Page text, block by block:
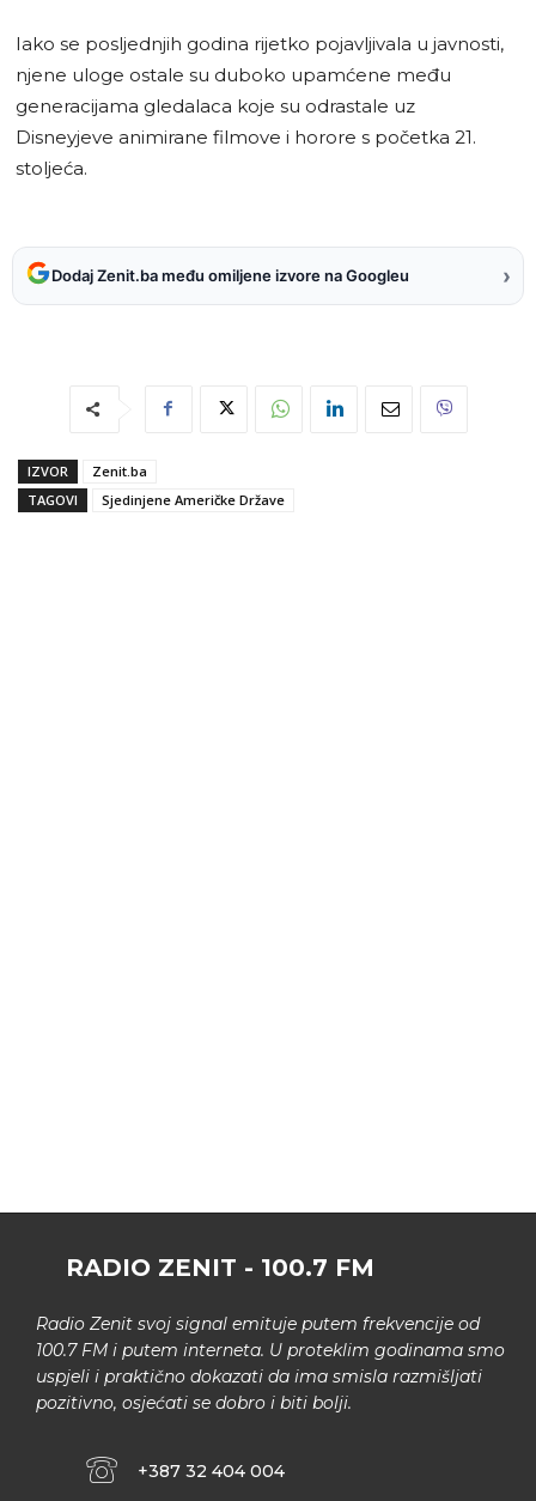
Iako se posljednjih godina rijetko pojavljivala u javnosti,
njene uloge ostale su duboko upamćene među
generacijama gledalaca koje su odrastale uz
Disneyjeve animirane filmove i horore s početka 21.
stoljeća.
Dodaj Zenit.ba među omiljene izvore na Googleu ›
IZVOR
Zenit.ba
TAGOVI
Sjedinjene Američke Države
RADIO ZENIT - 100.7 FM
Radio Zenit svoj signal emituje putem frekvencije od
100.7 FM i putem interneta. U proteklim godinama smo
uspjeli i praktično dokazati da ima smisla razmišljati
pozitivno, osjećati se dobro i biti bolji.
+387 32 404 004